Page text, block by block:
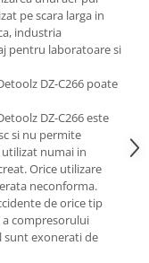
pe scara larga in
industria
pentru laboratoare si
DZ-C266 poate
DZ-C266 este
si nu permite
numai in
Orice utilizare
neconforma.
de orice tip
compresorului
exonerati de